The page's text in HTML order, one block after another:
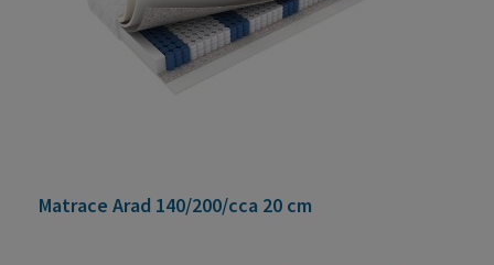
Matrace Arad 140/200/cca 20 cm